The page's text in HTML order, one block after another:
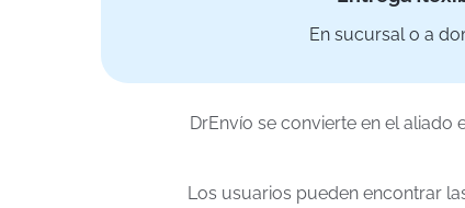
En sucursal o a
DrEnvío se convierte en el
Los usuarios pueden encontrar